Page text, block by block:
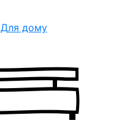
Для дому